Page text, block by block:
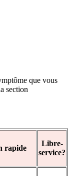
que vous
section
rapide
Libre-
service?